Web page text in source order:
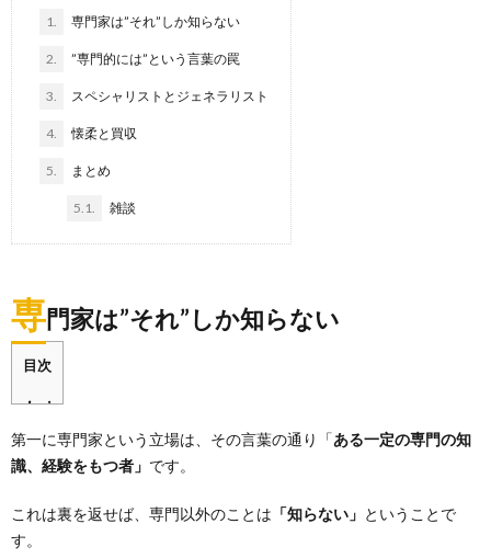
1. 専門家は”それ”しか知らない
2. ”専門的には”という言葉の罠
3. スペシャリストとジェネラリスト
4. 懐柔と買収
5. まとめ
5.1. 雑談
専門家は”それ”しか知らない
目次
第一に専門家という立場は、その言葉の通り「ある一定の専門の知
識、経験をもつ者」 です。
これは裏を返せば、専門以外のことは 「知らない」 ということで
す。